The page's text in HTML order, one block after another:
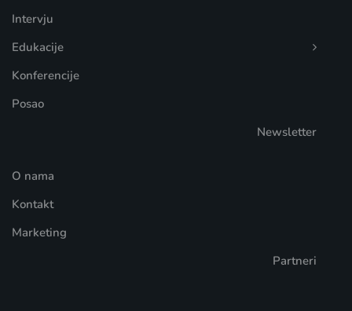
Intervju
Edukacije
Konferencije
Posao
Newsletter
O nama
Kontakt
Marketing
Partneri